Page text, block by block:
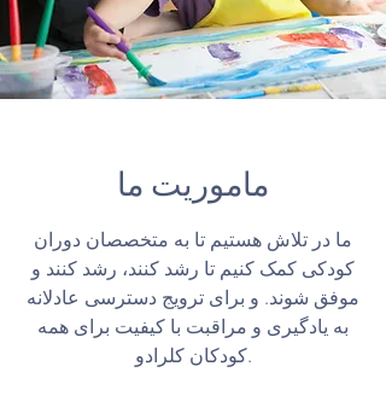
ماموریت ما
ما در تلاش هستیم تا به متخصصان دوران
کودکی کمک کنیم تا رشد کنند، رشد کنند و
موفق شوند. و برای ترویج دسترسی عادلانه
به یادگیری و مراقبت با کیفیت برای همه
کودکان کلرادو.